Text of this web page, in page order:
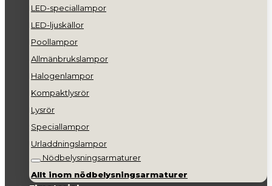
LED-speciallampor
LED-ljuskällor
Poollampor
Allmänbrukslampor
Halogenlampor
Kompaktlysrör
Lysrör
Speciallampor
Urladdningslampor
Nödbelysningsarmaturer
Allt inom nödbelysningsarmaturer